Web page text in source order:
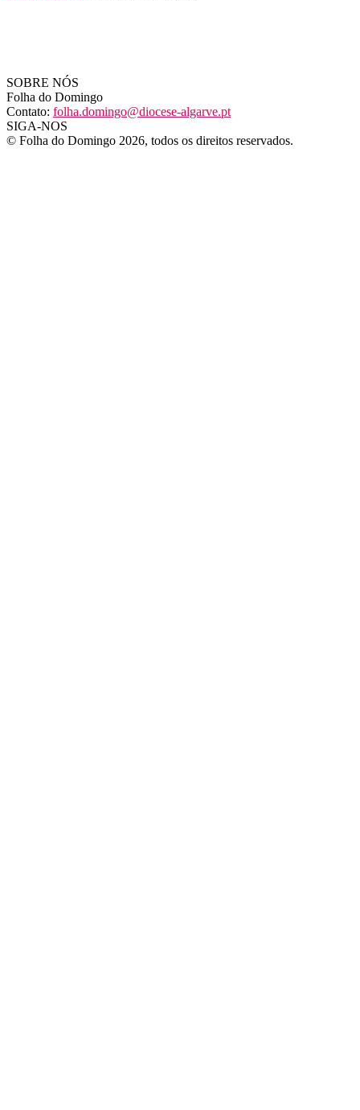
SOBRE NÓS
Folha do Domingo
Contato: folha.domingo@diocese-algarve.pt
SIGA-NOS
© Folha do Domingo 2026, todos os direitos reservados.